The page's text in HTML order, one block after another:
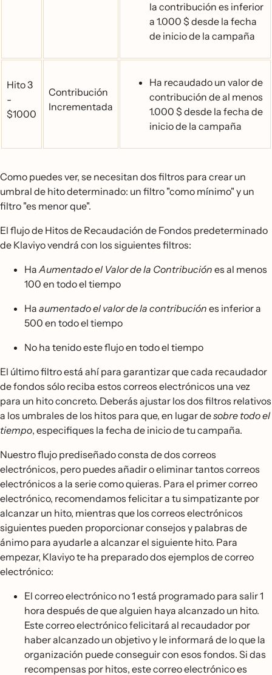
la contribución es inferior
a 1.000 $ desde la fecha
de inicio de la campaña
Hito 3
-
$1000
Contribución
Incrementada
Ha recaudado un valor de
contribución de al menos
1.000 $ desde la fecha de
inicio de la campaña
Como puedes ver, se necesitan dos filtros para crear un
umbral de hito determinado: un filtro "como mínimo" y un
filtro "es menor que".
El flujo de Hitos de Recaudación de Fondos predeterminado
de Klaviyo vendrá con los siguientes filtros:
HaAumentado el Valor de la Contribución es al menos
100 en todo el tiempo
Ha aumentado el valor de la contribución es inferior a
500 en todo el tiempo
No ha tenido este flujo en todo el tiempo
El último filtro está ahí para garantizar que cada recaudador
de fondos sólo reciba estos correos electrónicos una vez
para un hito concreto. Deberás ajustar los dos filtros relativos
a los umbrales de los hitos para que, en lugar desobre todo el
tiempo, especifiques la fecha de inicio de tu campaña.
Nuestro flujo prediseñado consta de dos correos
electrónicos, pero puedes añadir o eliminar tantos correos
electrónicos a la serie como quieras. Para el primer correo
electrónico, recomendamos felicitar a tu simpatizante por
alcanzar un hito, mientras que los correos electrónicos
siguientes pueden proporcionar consejos y palabras de
ánimo para ayudarle a alcanzar el siguiente hito. Para
empezar, Klaviyo te ha preparado dos ejemplos de correo
electrónico:
El correo electrónico no 1 está programado para salir 1
hora después de que alguien haya alcanzado un hito.
Este correo electrónico felicitará al recaudador por
haber alcanzado un objetivo y le informará de lo que la
organización puede conseguir con esos fondos. Si das
recompensas por hitos, este correo electrónico es